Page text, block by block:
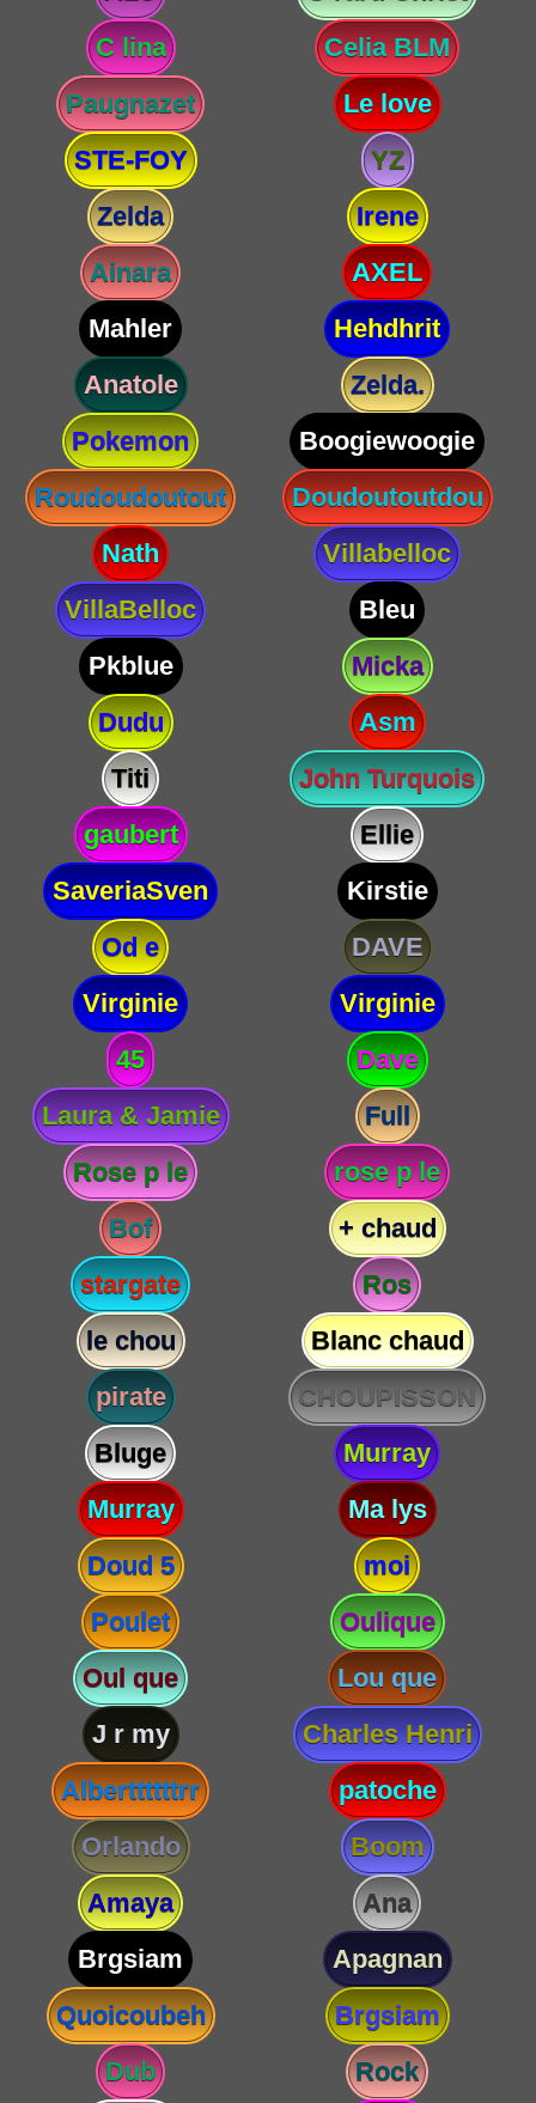
C lina
Celia BLM
Paugnazet
Le love
STE-FOY
YZ
Zelda
Irene
Ainara
AXEL
Mahler
Hehdhrit
Anatole
Zelda.
Pokemon
Boogiewoogie
Roudoudoutout
Doudoutoutdou
Nath
Villabelloc
VillaBelloc
Bleu
Pkblue
Micka
Dudu
Asm
Titi
John Turquois
gaubert
Ellie
SaveriaSven
Kirstie
Od e
DAVE
Virginie
Virginie
45
Dave
Laura & Jamie
Full
Rose p le
rose p le
Bof
+ chaud
stargate
Ros
le chou
Blanc chaud
pirate
CHOUPISSON
Bluge
Murray
Murray
Ma lys
Doud 5
moi
Poulet
Oulique
Oul que
Lou que
J r my
Charles Henri
Alberttttttrr
patoche
Orlando
Boom
Amaya
Ana
Brgsiam
Apagnan
Quoicoubeh
Brgsiam
Dub
Rock